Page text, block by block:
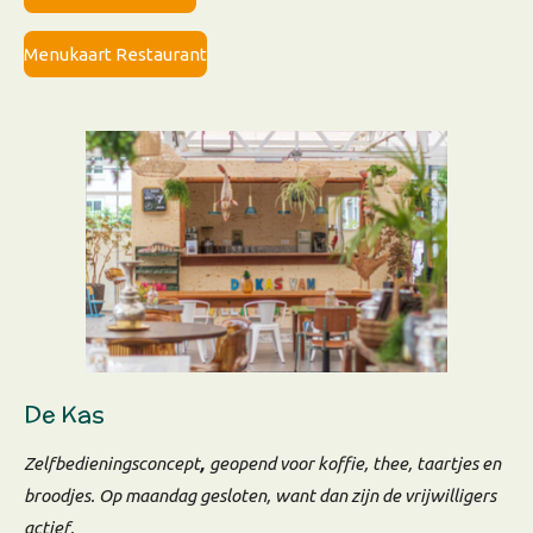
Menukaart Restaurant
De Kas
Zelfbedieningsconcept, geopend voor koffie, thee, taartjes en
broodjes. Op maandag gesloten, want dan zijn de vrijwilligers
actief.